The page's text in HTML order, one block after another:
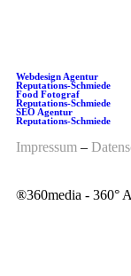
Webdesign Agentur
Reputations-Schmiede
Food Fotograf
Reputations-Schmiede
SEO Agentur
Reputations-Schmiede
Impressum –
®️360media - 360°